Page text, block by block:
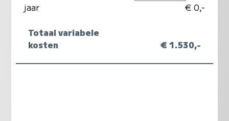
jaar
€ 0,-
Totaal variabele
kosten
€ 1.530,-